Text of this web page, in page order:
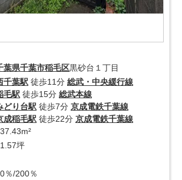
葉県千葉市稲毛区黒砂台１丁目
千葉駅 徒歩11分 総武・中央緩行線
毛駅 徒歩15分 総武本線
どり台駅 徒歩7分 京成電鉄千葉線
成稲毛駅 徒歩22分 京成電鉄千葉線
坪
％/200％